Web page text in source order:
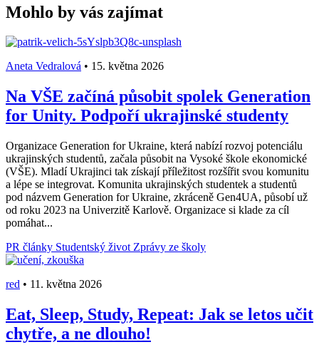
Mohlo by vás zajímat
Aneta Vedralová • 15. května 2026
Na VŠE začíná působit spolek Generation
for Unity. Podpoří ukrajinské studenty
Organizace Generation for Ukraine, která nabízí rozvoj potenciálu
ukrajinských studentů, začala působit na Vysoké škole ekonomické
(VŠE). Mladí Ukrajinci tak získají příležitost rozšířit svou komunitu
a lépe se integrovat. Komunita ukrajinských studentek a studentů
pod názvem Generation for Ukraine, zkráceně Gen4UA, působí už
od roku 2023 na Univerzitě Karlově. Organizace si klade za cíl
pomáhat...
PR články Studentský život Zprávy ze školy
red • 11. května 2026
Eat, Sleep, Study, Repeat: Jak se letos učit
chytře, a ne dlouho!